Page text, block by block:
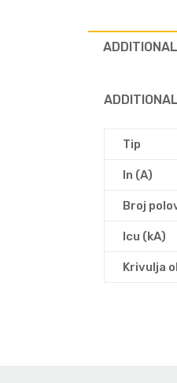
Tip
In (A)
Broj
Icu (kA)
Krivulja